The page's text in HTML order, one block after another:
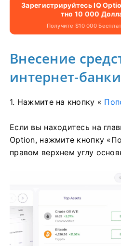
Зарегистрируйтесь IQ
Тно 10 000
Получите $10 000
Внесение
интернет-
1. Нажмите на кнопку «
Если вы находитесь на
Option, нажмите кнопку
правом верхнем углу